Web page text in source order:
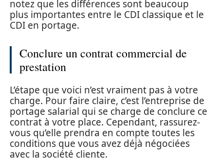
notez que les différences sont beaucoup
plus importantes entre le CDI classique et le
CDI en portage.
Conclure un contrat commercial de
prestation
L’étape que voici n’est vraiment pas à votre
charge. Pour faire claire, c’est l’entreprise de
portage salarial qui se charge de conclure ce
contrat à votre place. Cependant, rassurez-
vous qu’elle prendra en compte toutes les
conditions que vous avez déjà négociées
avec la société cliente.